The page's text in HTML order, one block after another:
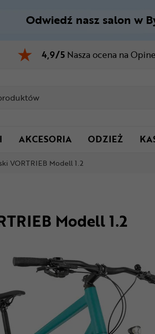
Odwiedź nasz salon w
4,9/5 Nasza ocena na
AKCESORIA ODZIEŻ
VORTRIEB Modell 1.2
Modell 1.2